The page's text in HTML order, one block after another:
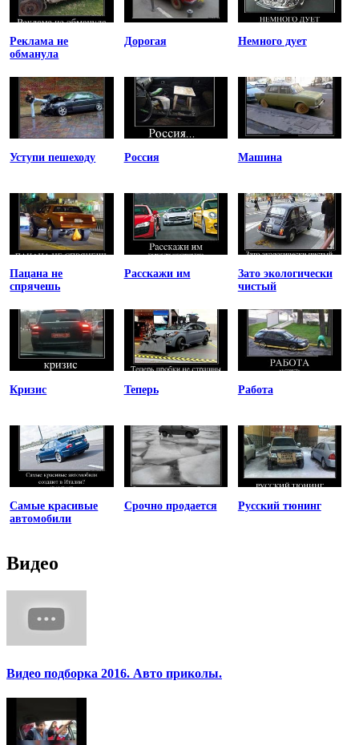
Реклама не
обманула
Дорогая Немного дует
Уступи пешеходу Россия Машина
Пацана не
спрячешь
Расскажи им
Зато экологически
чистый
Кризис Теперь Работа
Самые красивые
автомобили
Срочно продается Русский тюнинг
Видео
Видео подборка 2016. Авто приколы.